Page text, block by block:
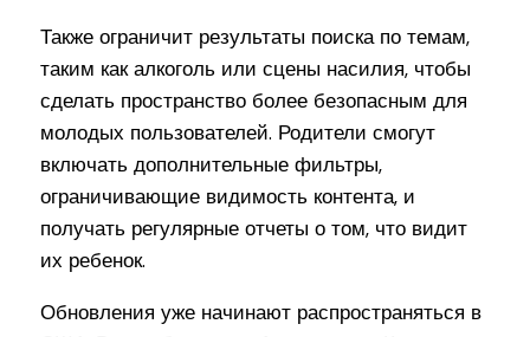
Также ограничит результаты поиска по темам,
таким как алкоголь или сцены насилия, чтобы
сделать пространство более безопасным для
молодых пользователей. Родители смогут
включать дополнительные фильтры,
ограничивающие видимость контента, и
получать регулярные отчеты о том, что видит
их ребенок.
Обновления уже начинают распространяться в